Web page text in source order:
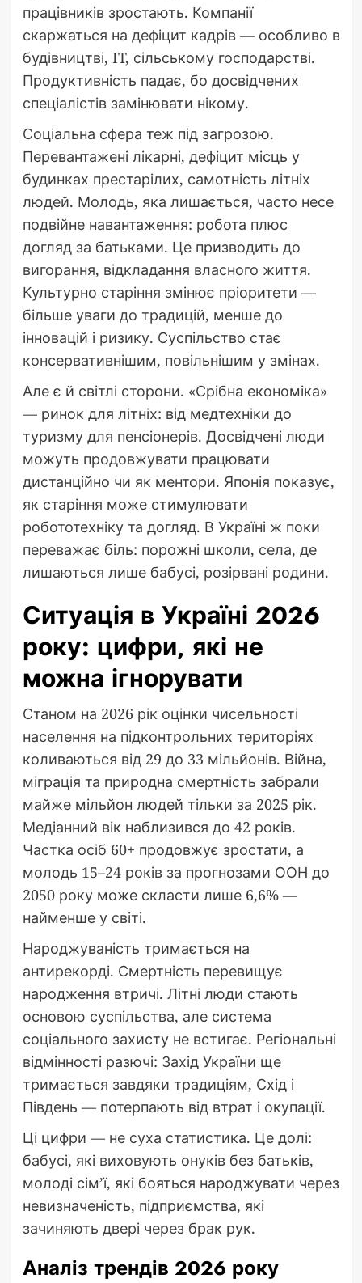
працівників зростають. Компанії
скаржаться на дефіцит кадрів — особливо в
будівництві, IT, сільському господарстві.
Продуктивність падає, бо досвідчених
спеціалістів замінювати нікому.
Соціальна сфера теж під загрозою.
Перевантажені лікарні, дефіцит місць у
будинках престарілих, самотність літніх
людей. Молодь, яка лишається, часто несе
подвійне навантаження: робота плюс
догляд за батьками. Це призводить до
вигорання, відкладання власного життя.
Культурно старіння змінює пріоритети —
більше уваги до традицій, менше до
інновацій і ризику. Суспільство стає
консервативнішим, повільнішим у змінах.
Але є й світлі сторони. «Срібна економіка»
— ринок для літніх: від медтехніки до
туризму для пенсіонерів. Досвідчені люди
можуть продовжувати працювати
дистанційно чи як ментори. Японія показує,
як старіння може стимулювати
робототехніку та догляд. В Україні ж поки
переважає біль: порожні школи, села, де
лишаються лише бабусі, розірвані родини.
Ситуація в Україні 2026
року: цифри, які не
можна ігнорувати
Станом на 2026 рік оцінки чисельності
населення на підконтрольних територіях
коливаються від 29 до 33 мільйонів. Війна,
міграція та природна смертність забрали
майже мільйон людей тільки за 2025 рік.
Медіанний вік наблизився до 42 років.
Частка осіб 60+ продовжує зростати, а
молодь 15–24 років за прогнозами ООН до
2050 року може скласти лише 6,6% —
найменше у світі.
Народжуваність тримається на
антирекорді. Смертність перевищує
народження втричі. Літні люди стають
основою суспільства, але система
соціального захисту не встигає. Регіональні
відмінності разючі: Захід України ще
тримається завдяки традиціям, Схід і
Південь — потерпають від втрат і окупації.
Ці цифри — не суха статистика. Це долі:
бабусі, які виховують онуків без батьків,
молоді сім’ї, які бояться народжувати через
невизначеність, підприємства, які
зачиняють двері через брак рук.
Аналіз трендів 2026 року